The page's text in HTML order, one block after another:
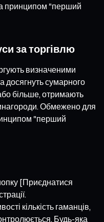
принципом "перший
за торгівлю
визначеними
досягнуть сумарного
більше, отримають
Обмежено для
"перший
[Приєднатися
кількість гаманців,
Будь-яка